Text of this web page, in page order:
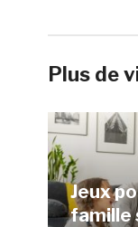
Plus de
Jeux
famille